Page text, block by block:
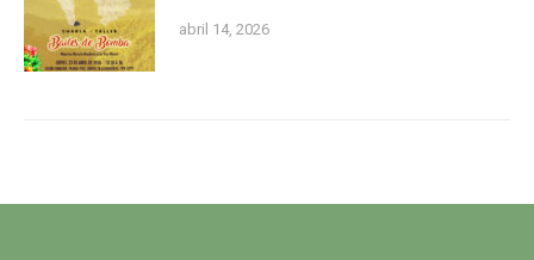
abril 14, 2026